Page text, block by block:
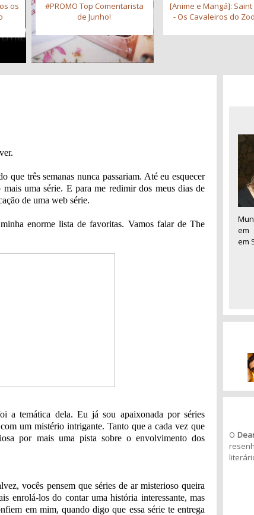
os
#PROMO Top Comentarista
de Junho!
[Anime e Mangá]: Saint
- Os Cavaleiros do
que três semanas nunca passariam. Até eu esquecer
uma série. E para me redimir dos meus dias de
de uma web série.
enorme lista de favoritas. Vamos falar de The
a temática dela. Eu já sou apaixonada por séries
um mistério intrigante. Tanto que a cada vez que
por mais uma pista sobre o envolvimento dos
vocês pensem que séries de ar misterioso queira
enrolá-los do contar uma história interessante, mas
em mim, quando digo que essa série te entrega
em
em
O